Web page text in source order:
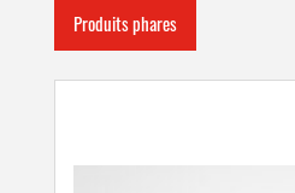
Produits phares